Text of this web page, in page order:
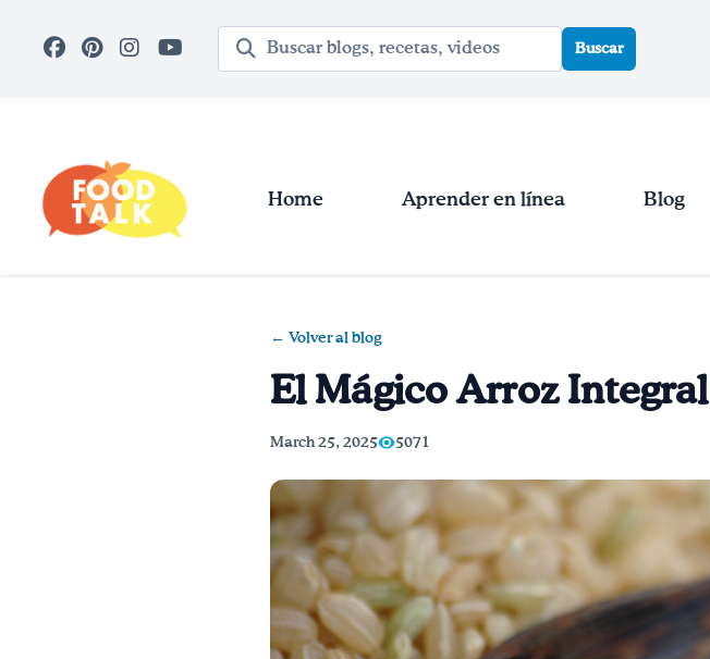
Término de búsqueda
Buscar
Home Aprender en línea Blog
← Volver al blog
El Mágico Arroz Integral
March 25, 2025 5071